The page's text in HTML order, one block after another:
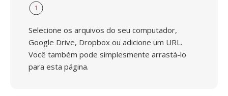
1
Selecione os arquivos do seu computador,
Google Drive, Dropbox ou adicione um URL.
Você também pode simplesmente arrastá-lo
para esta página.